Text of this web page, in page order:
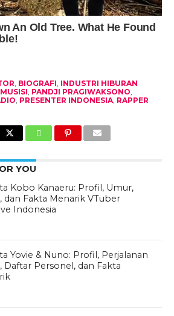
, BIOGRAFI, INDUSTRI HIBURAN
MUSISI, PANDJI PRAGIWAKSONO,
, PRESENTER INDONESIA, RAPPER
YOU
Kobo Kanaeru: Profil, Umur,
dan Fakta Menarik VTuber
Indonesia
Yovie & Nuno: Profil, Perjalanan
Daftar Personel, dan Fakta